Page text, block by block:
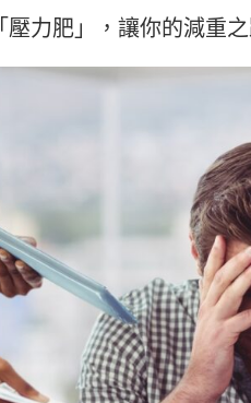
力肥」，讓你的減重